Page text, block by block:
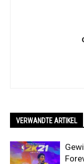
VERWANDTE ARTIKEL